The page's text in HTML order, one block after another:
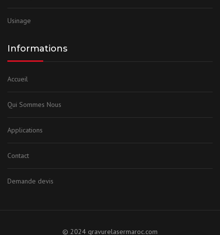
Usinage
Informations
Accueil
Qui Sommes Nous
Applications
Contact
Demande devis
© 2024 gravurelasermaroc.com